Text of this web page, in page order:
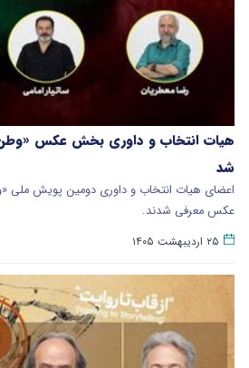
هیات انتخاب و داوری بخش عکس
شد
​اعضای هیات انتخاب و داوری دومین پویش
عکس معرفی شدند.
۲۵ اردیبهشت ۱۴۰۵